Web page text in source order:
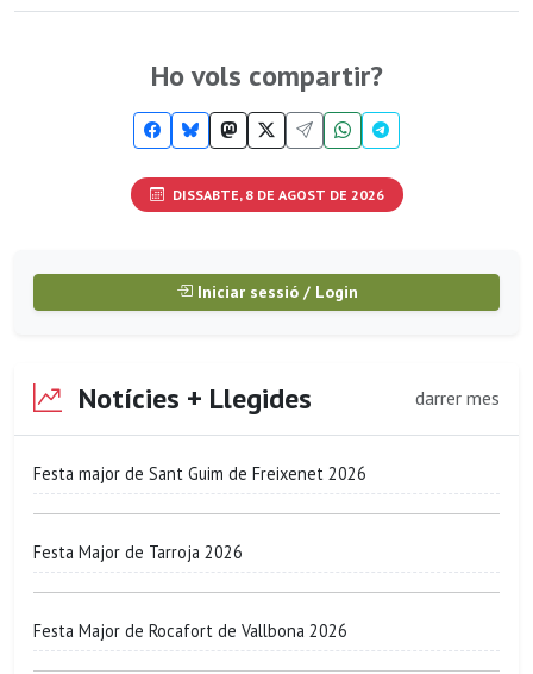
Ho vols compartir?
DISSABTE, 8 DE AGOST DE 2026
Iniciar sessió / Login
Notícies + Llegides darrer mes
Festa major de Sant Guim de Freixenet 2026
Festa Major de Tarroja 2026
Festa Major de Rocafort de Vallbona 2026